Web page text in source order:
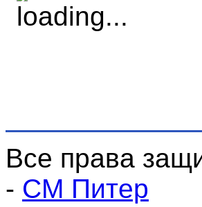
Все права
- СМ Питер